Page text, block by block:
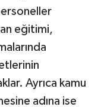
eğitimi,
Ayrıca kamu
adına ise